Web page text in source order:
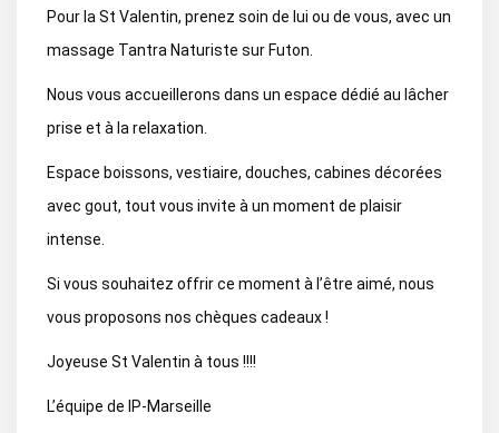
Pour la St Valentin, prenez soin de lui ou de vous, avec un
massage Tantra Naturiste sur Futon.
Nous vous accueillerons dans un espace dédié au lâcher
prise et à la relaxation.
Espace boissons, vestiaire, douches, cabines décorées
avec gout, tout vous invite à un moment de plaisir
intense.
Si vous souhaitez offrir ce moment à l’être aimé, nous
vous proposons nos chèques cadeaux !
Joyeuse St Valentin à tous !!!!
L’équipe de IP-Marseille